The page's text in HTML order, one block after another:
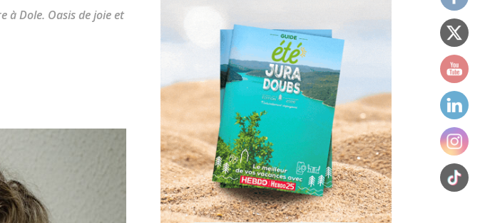
à Dole. Oasis de joie et